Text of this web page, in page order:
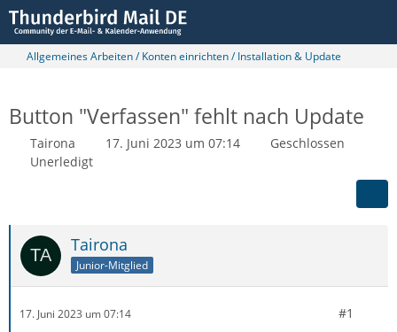
Allgemeines Arbeiten / Konten einrichten / Installation & Update
Button "Verfassen" fehlt nach Update
Tairona 17. Juni 2023 um 07:14
Geschlossen
Unerledigt
Tairona
Junior-Mitglied
17. Juni 2023 um 07:14 #1